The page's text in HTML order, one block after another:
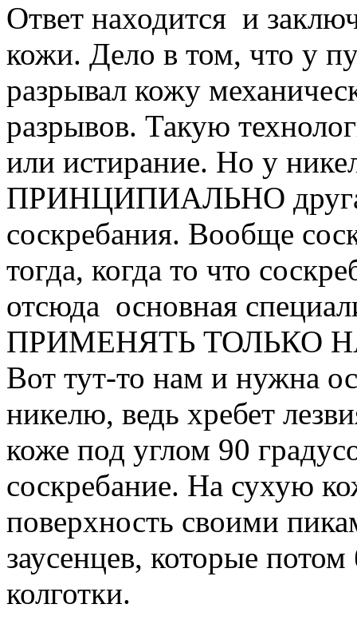
Ответ находится и
кожи. Дело в том, что у
разрывал кожу
разрывов. Такую
или истирание. Но у
ПРИНЦИПИАЛЬНО
соскребания. Вообще
тогда, когда то что
отсюда основная
ПРИМЕНЯТЬ ТОЛЬКО
Вот тут-то нам и нужна
никелю, ведь хребет
коже под углом 90
соскребание. На сухую
поверхность своими
заусенцев, которые
колготки.